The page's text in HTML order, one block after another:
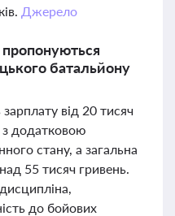
Джерело
пропонуються
батальйону
від 20 тисяч
з додатковою
стану, а загальна
55 тисяч гривень.
до бойових